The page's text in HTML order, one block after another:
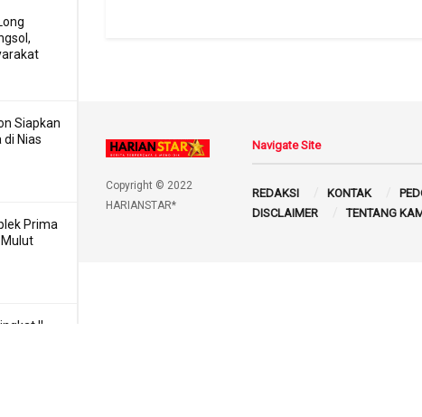
Siapkan
di Nias
Prima
Mulut
II
Copyright © 2022
HARIANSTAR*
Navigate Site
REDAKSI KONTAK
DISCLAIMER
TENTANG